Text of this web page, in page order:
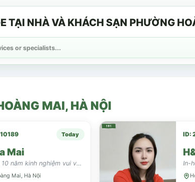
TẠI NHÀ VÀ KHÁCH SẠN PHƯỜNG
MAI, HÀ NỘI
Today
Mai
Trên 10 năm kinh nghiệm vui vẻ hòa đồng
Mai, Hà Nội
ID:
In-